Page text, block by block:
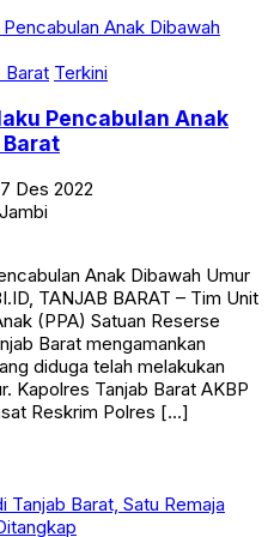
Barat Terkini
Pencabulan Anak
Barat
Des 2022
Anak Dibawah Umur
TANJAB BARAT – Tim Unit
(PPA) Satuan Reserse
Barat mengamankan
diduga telah melakukan
Kapolres Tanjab Barat AKBP
Reskrim Polres […]